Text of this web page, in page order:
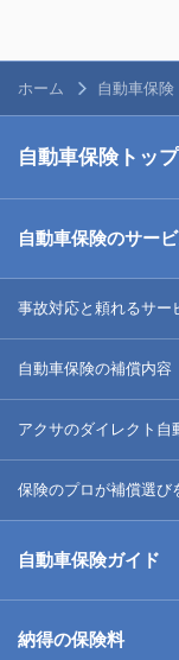
ホーム 自動車保険
自動車保険トップ
自動車保険のサー
事故対応と頼れるサー
自動車保険の補償内容
アクサのダイレクト自
保険のプロが補償選び
自動車保険ガイド
納得の保険料